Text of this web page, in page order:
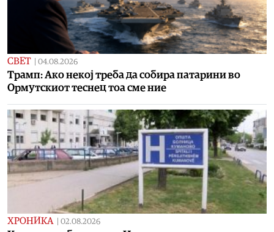
СВЕТ 04.08.2026
Tрамп: Ако некој треба да собира патарини во
Ормутскиот теснец тоа сме ние
ХРОНИКА 02.08.2026